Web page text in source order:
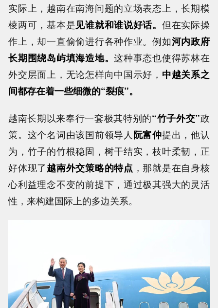
实际上，越南在南海问题的立场表态上，长期模
棱两可，基本是见谁就和谁说好话。 但在实际操
作上，却一直偷偷进行各种作业。例如河内政府
长期围绕岛屿填海造地。这种事态也使得苏林在
外交层面上，无论怎样向中国示好， 中越关系之
间都存在着一些细微的“裂痕”。
越南长期以来奉行一套极其特别的“竹子外交”政
策。这个名词由该国前领导人阮富仲提出，他认
为，竹子的竹根稳固，树干结实，枝叶柔韧，正
好体现了越南外交策略的特点 ，那就是在自身核
心利益理念不变的前提下，通过极其强大的灵活
性，来构建国际上的多边关系。